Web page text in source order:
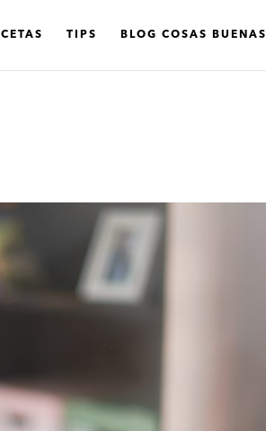
TIPS BLOG COSAS BUENAS